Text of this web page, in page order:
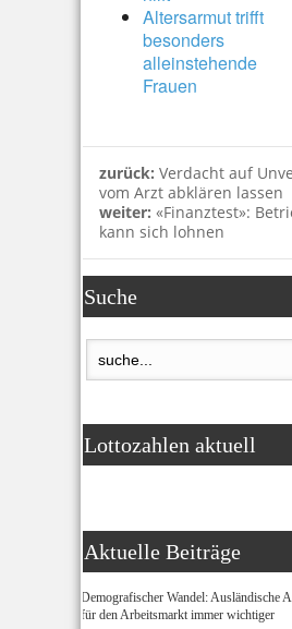
Altersarmut trifft
besonders
alleinstehende
Frauen
zurück: Verdacht auf
vom Arzt abklären lassen
weiter: «Finanztest»:
kann sich lohnen
Suche
Lottozahlen aktuell
Aktuelle Beiträge
Demografischer Wandel: Ausländische
für den Arbeitsmarkt immer wichtiger